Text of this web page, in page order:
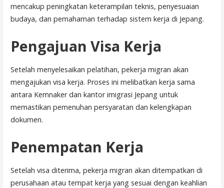
mencakup peningkatan keterampilan teknis, penyesuaian
budaya, dan pemahaman terhadap sistem kerja di Jepang.
Pengajuan Visa Kerja
Setelah menyelesaikan pelatihan, pekerja migran akan
mengajukan visa kerja. Proses ini melibatkan kerja sama
antara Kemnaker dan kantor imigrasi Jepang untuk
memastikan pemenuhan persyaratan dan kelengkapan
dokumen.
Penempatan Kerja
Setelah visa diterima, pekerja migran akan ditempatkan di
perusahaan atau tempat kerja yang sesuai dengan keahlian